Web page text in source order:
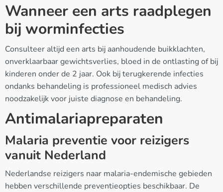
Wanneer een arts raadplegen
bij worminfecties
Consulteer altijd een arts bij aanhoudende buikklachten,
onverklaarbaar gewichtsverlies, bloed in de ontlasting of bij
kinderen onder de 2 jaar. Ook bij terugkerende infecties
ondanks behandeling is professioneel medisch advies
noodzakelijk voor juiste diagnose en behandeling.
Antimalariapreparaten
Malaria preventie voor reizigers
vanuit Nederland
Nederlandse reizigers naar malaria-endemische gebieden
hebben verschillende preventieopties beschikbaar. De